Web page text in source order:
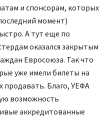
и спонсорам, которых
момент)
А тут еще по
оказался закрытым
Евросоюза. Так что
уже имели билеты на
продавать. Благо, УЕФА
возможность
аккредитованные